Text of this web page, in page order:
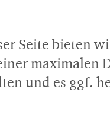
Seite bieten
maximalen
und es ggf.